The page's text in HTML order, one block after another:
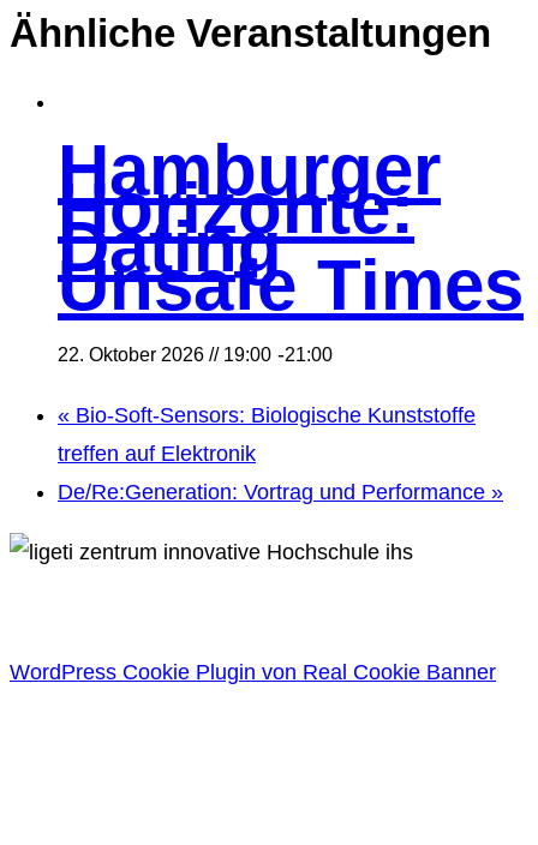
Ähnliche Veranstaltungen
Hamburger
Horizonte:
Dating
Unsafe Times
22. Oktober 2026 // 19:00 -21:00
« Bio-Soft-Sensors: Biologische Kunststoffe
treffen auf Elektronik
De/Re:Generation: Vortrag und Performance »
WordPress Cookie Plugin von Real Cookie Banner